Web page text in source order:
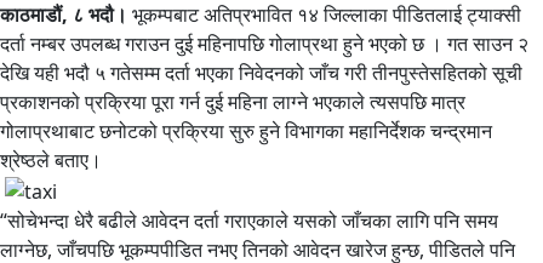
काठमाडौं, ८ भदौ। भूकम्पबाट अतिप्रभावित १४ जिल्लाका पीडितलाई ट्याक्सी
दर्ता नम्बर उपलब्ध गराउन दुई महिनापछि गोलाप्रथा हुने भएको छ । गत साउन २
देखि यही भदौ ५ गतेसम्म दर्ता भएका निवेदनको जाँच गरी तीनपुस्तेसहितको सूची
प्रकाशनको प्रक्रिया पूरा गर्न दुई महिना लाग्ने भएकाले त्यसपछि मात्र
गोलाप्रथाबाट छनोटको प्रक्रिया सुरु हुने विभागका महानिर्देशक चन्द्रमान
श्रेष्ठले बताए।
“सोचेभन्दा धेरै बढीले आवेदन दर्ता गराएकाले यसको जाँचका लागि पनि समय
लाग्नेछ, जाँचपछि भूकम्पपीडित नभए तिनको आवेदन खारेज हुन्छ, पीडितले पनि